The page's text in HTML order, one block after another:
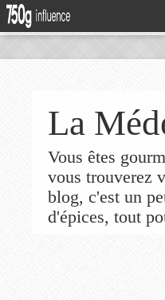
La
Vous êtes
vous trouverez
blog, c'est un
d'épices, tout